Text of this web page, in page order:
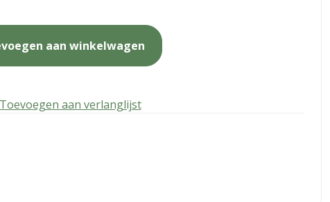
aan winkelwagen
Toevoegen aan verlanglijst